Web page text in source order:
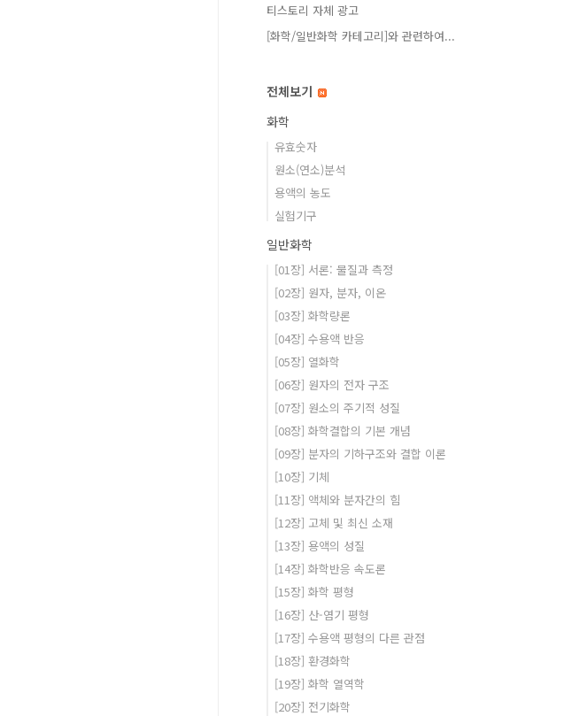
티스토리 자체 광고
[화학/일반화학 카테고리]와 관련하여...
전체보기
화학
유효숫자
원소(연소)분석
용액의 농도
실험기구
일반화학
[01장] 서론: 물질과 측정
[02장] 원자, 분자, 이온
[03장] 화학량론
[04장] 수용액 반응
[05장] 열화학
[06장] 원자의 전자 구조
[07장] 원소의 주기적 성질
[08장] 화학결합의 기본 개념
[09장] 분자의 기하구조와 결합 이론
[10장] 기체
[11장] 액체와 분자간의 힘
[12장] 고체 및 최신 소재
[13장] 용액의 성질
[14장] 화학반응 속도론
[15장] 화학 평형
[16장] 산-염기 평형
[17장] 수용액 평형의 다른 관점
[18장] 환경화학
[19장] 화학 열역학
[20장] 전기화학